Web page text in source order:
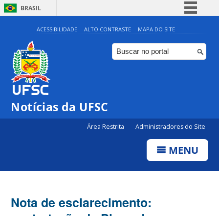
BRASIL
Simplifique!
Comunica BR
Participe
ACESSIBILIDADE ALTO CONTRASTE MAPA DO SITE
Notícias da UFSC
Área Restrita Administradores do Site
MENU
Nota de esclarecimento: